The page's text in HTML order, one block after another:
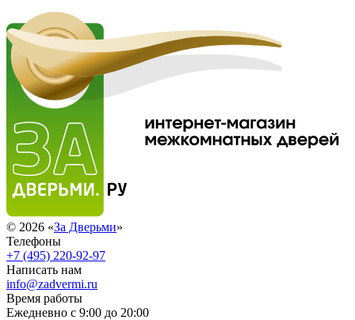
© 2026 «За Дверьми»
Телефоны
+7 (495) 220-92-97
Написать нам
info@zadvermi.ru
Время работы
Ежедневно с 9:00 до 20:00